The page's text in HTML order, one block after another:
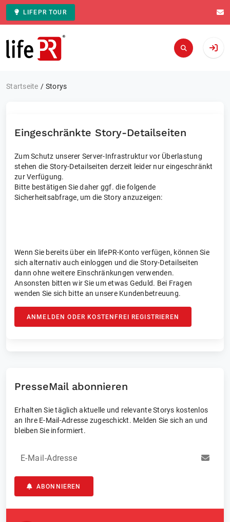
LIFEPR TOUR
Zur Startseite
Startseite Storys
Eingeschränkte Story-Detailseiten
Zum Schutz unserer Server-Infrastruktur vor Überlastung
stehen die Story-Detailseiten derzeit leider nur eingeschränkt
zur Verfügung.
Bitte bestätigen Sie daher ggf. die folgende
Sicherheitsabfrage, um die Story anzuzeigen:
Wenn Sie bereits über ein lifePR-Konto verfügen, können Sie
sich alternativ auch einloggen und die Story-Detailseiten
dann ohne weitere Einschränkungen verwenden.
Ansonsten bitten wir Sie um etwas Geduld. Bei Fragen
wenden Sie sich bitte an unsere Kundenbetreuung.
ANMELDEN ODER KOSTENFREI REGISTRIEREN
PresseMail abonnieren
Erhalten Sie täglich aktuelle und relevante Storys kostenlos
an Ihre E-Mail-Adresse zugeschickt. Melden Sie sich an und
bleiben Sie informiert.
E-Mail-Adresse
ABONNIEREN